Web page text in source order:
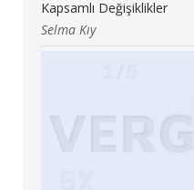
Kapsamlı Değişiklikler
Selma Kıy